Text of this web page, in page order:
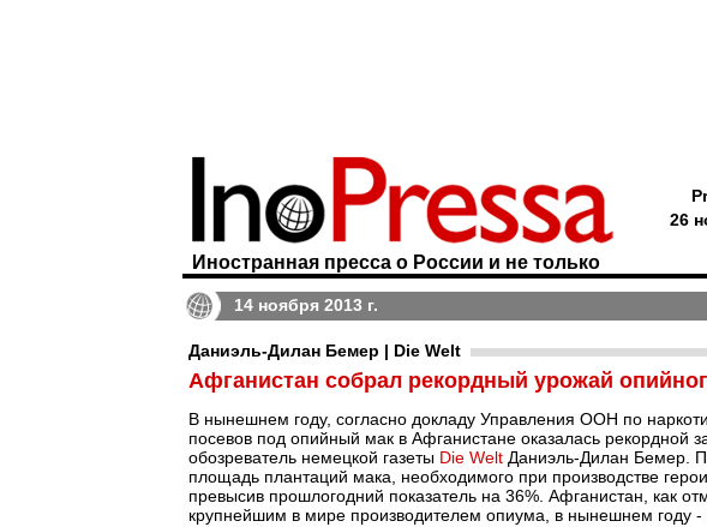
Иностранная пресса о России и не только
26
14 ноября 2013 г.
Даниэль-Дилан Бемер | Die Welt
Афганистан собрал рекордный урожай
В нынешнем году, согласно докладу Управления ООН по
посевов под опийный мак в Афганистане оказалась рекордной
обозреватель немецкой газеты Die Welt Даниэль-Дилан Бемер.
площадь плантаций мака, необходимого при производстве
превысив прошлогодний показатель на 36%. Афганистан, как
крупнейшим в мире производителем опиума, в нынешнем году -